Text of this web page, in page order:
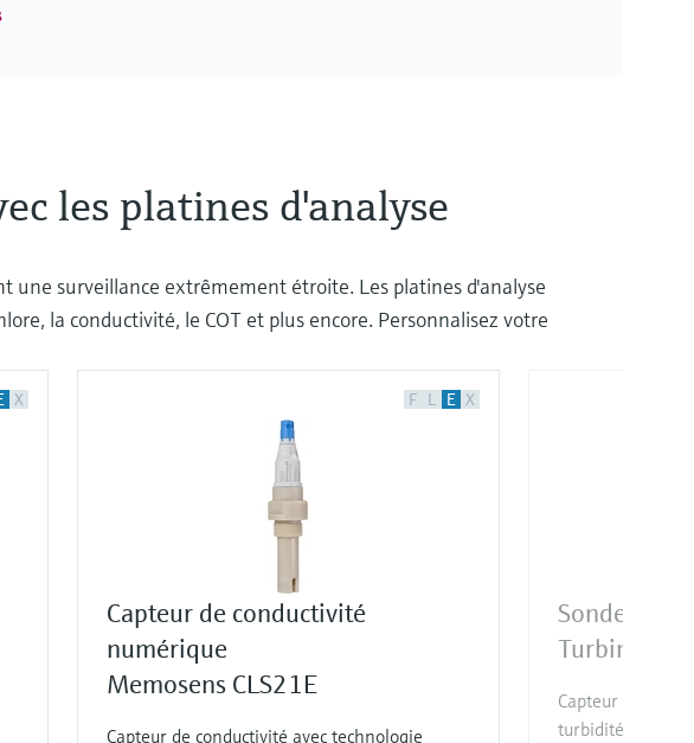
les platines d'analyse
une surveillance extrêmement étroite. Les platines d'analyse
la conductivité, le COT et plus encore. Personnalisez votre
X F L E X
Capteur de conductivité
numérique
Memosens CLS21E
Capteur de conductivité avec technologie
Sonde de
Turbimax
Capteur
turbidité dans